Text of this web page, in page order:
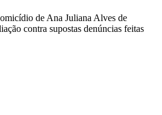
de Ana Juliana Alves de
contra supostas denúncias feitas